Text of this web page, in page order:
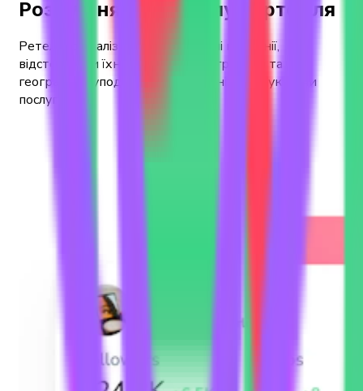
Розуміння потенціалу портфеля
Ретельно аналізуйте портфельні компанії,
відстежуючи їхні рахунки, демографічні та
географічні уподобання щодо їхніх продуктів чи
послуг.